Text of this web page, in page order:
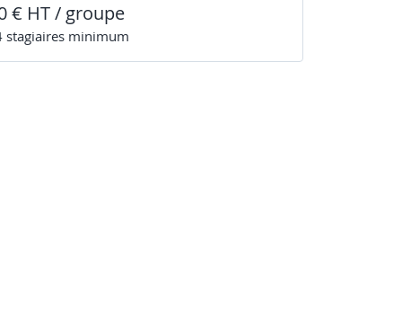
€ HT / groupe
stagiaires minimum